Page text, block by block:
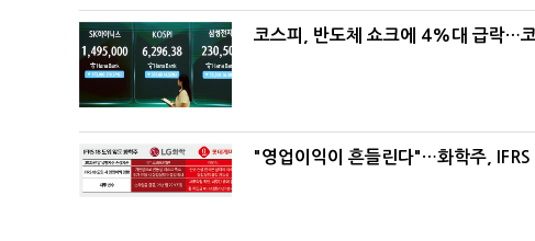
코스피, 반도체 쇼크에 4%대 급락…
"영업이익이 흔들린다"…화학주,